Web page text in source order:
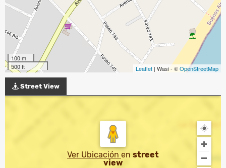
100 m
500 ft
Leaflet | Wasi - ©OpenStreetMap
Street View
Ver Ubicación en street
view